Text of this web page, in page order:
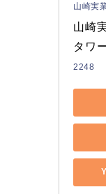
山崎実
山崎
タワ
2248